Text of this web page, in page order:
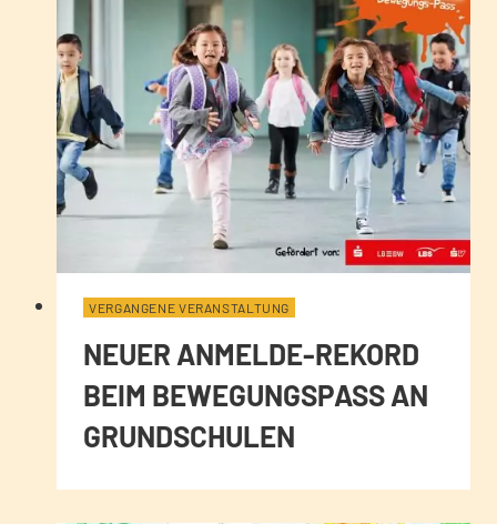
VERGANGENE VERANSTALTUNG
NEUER ANMELDE-REKORD
BEIM BEWEGUNGSPASS AN
GRUNDSCHULEN